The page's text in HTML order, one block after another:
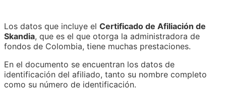
Los datos que incluye el Certificado de Afiliación de
Skandia, que es el que otorga la administradora de
fondos de Colombia, tiene muchas prestaciones.
En el documento se encuentran los datos de
identificación del afiliado, tanto su nombre completo
como su número de identificación.